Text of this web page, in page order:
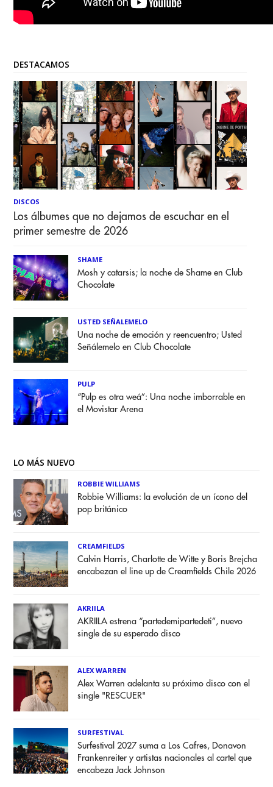
DESTACAMOS
DISCOS
Los álbumes que no dejamos de escuchar en el
primer semestre de 2026
SHAME
Mosh y catarsis; la noche de Shame en Club
Chocolate
USTED SEÑALEMELO
Una noche de emoción y reencuentro; Usted
Señálemelo en Club Chocolate
PULP
“Pulp es otra weá”: Una noche imborrable en
el Movistar Arena
LO MÁS NUEVO
ROBBIE WILLIAMS
Robbie Williams: la evolución de un ícono del
pop británico
CREAMFIELDS
Calvin Harris, Charlotte de Witte y Boris Brejcha
encabezan el line up de Creamfields Chile 2026
AKRIILA
AKRIILA estrena “partedemipartedeti”, nuevo
single de su esperado disco
ALEX WARREN
Alex Warren adelanta su próximo disco con el
single "RESCUER"
SURFESTIVAL
Surfestival 2027 suma a Los Cafres, Donavon
Frankenreiter y artistas nacionales al cartel que
encabeza Jack Johnson